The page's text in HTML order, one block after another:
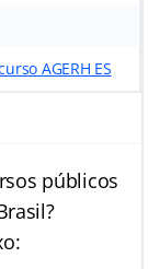
AGERH ES
públicos